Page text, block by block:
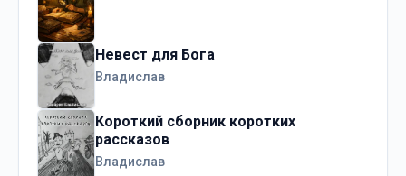
Невест для Бога
Владислав
Короткий сборник коротких
рассказов
Владислав